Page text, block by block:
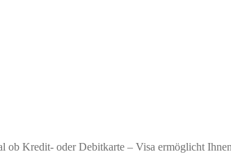
ob Kredit- oder Debitkarte – Visa ermöglicht